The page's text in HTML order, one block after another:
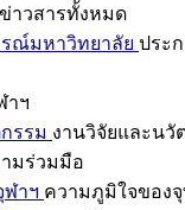
ข่าวสารทั้งหมด
ณ์มหาวิทยาลัย ประ
าฯ
รรม งานวิจัยและนวั
มร่วมมือ
ฬาฯ ความภูมิใจของ